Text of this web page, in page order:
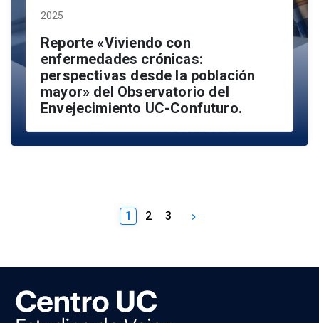
2025
Reporte «Viviendo con
enfermedades crónicas:
perspectivas desde la población
mayor» del Observatorio del
Envejecimiento UC-Confuturo.
1 2 3 keyboard_arrow_right